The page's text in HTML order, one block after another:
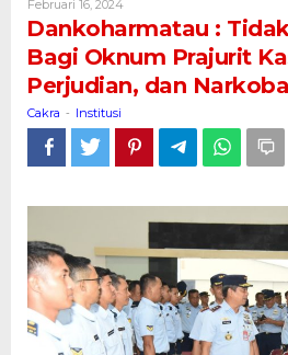
Toleransi
Bagi
Oknum
Kasus
Asusila,
Perjudian,
Februari 16, 2024Oleh
Dankoharmatau :
Bagi Oknum Prajurit
Perjudian, dan Narkoba
Cakra - Institusi